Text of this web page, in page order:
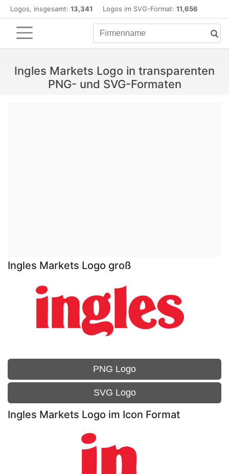
Logos, insgesamt: 13,341 Logos im SVG-Format: 11,656
Ingles Markets Logo in transparenten
PNG- und SVG-Formaten
Ingles Markets Logo groß
PNG Logo
SVG Logo
Ingles Markets Logo im Icon Format